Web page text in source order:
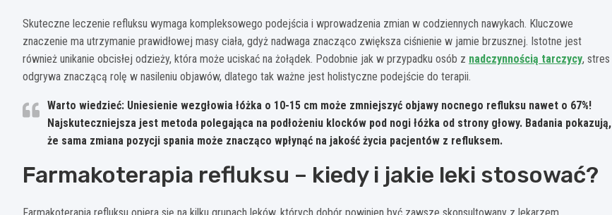
Skuteczne leczenie refluksu wymaga kompleksowego podejścia i wprowadzenia zmian w codziennych nawykach. Kluczowe
znaczenie ma utrzymanie prawidłowej masy ciała, gdyż nadwaga znacząco zwiększa ciśnienie w jamie brzusznej. Istotne jest
również unikanie obcisłej odzieży, która może uciskać na żołądek. Podobnie jak w przypadku osób z nadczynnością tarczycy, stres
odgrywa znaczącą rolę w nasileniu objawów, dlatego tak ważne jest holistyczne podejście do terapii.
Warto wiedzieć: Uniesienie wezgłowia łóżka o 10-15 cm może zmniejszyć objawy nocnego refluksu nawet o 67%!
Najskuteczniejsza jest metoda polegająca na podłożeniu klocków pod nogi łóżka od strony głowy. Badania pokazują,
że sama zmiana pozycji spania może znacząco wpłynąć na jakość życia pacjentów z refluksem.
Farmakoterapia refluksu – kiedy i jakie leki stosować?